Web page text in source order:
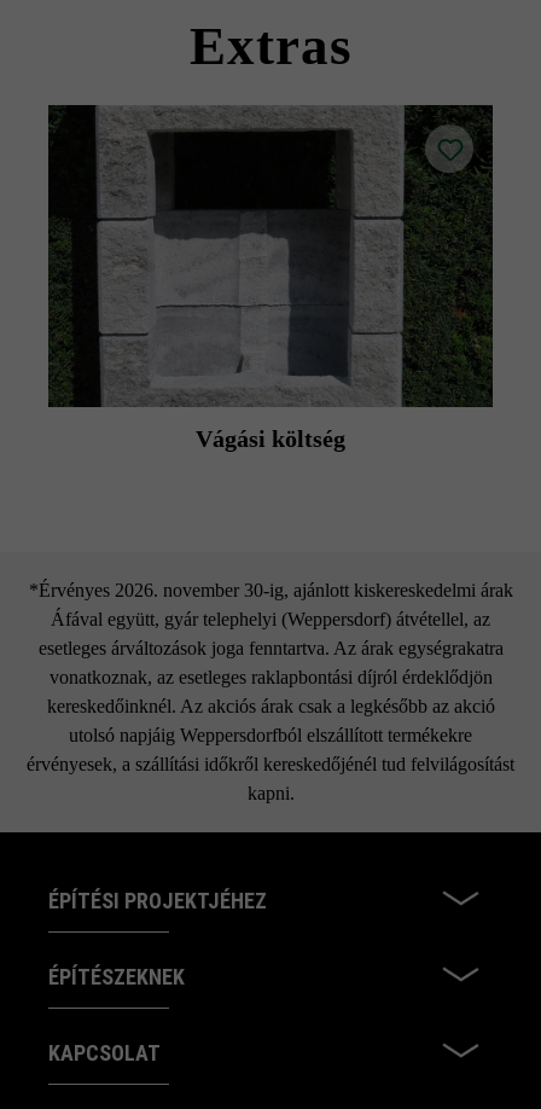
Extras
Vágási költség
*Érvényes 2026. november 30-ig, ajánlott kiskereskedelmi árak
Áfával együtt, gyár telephelyi (Weppersdorf) átvétellel, az
esetleges árváltozások joga fenntartva. Az árak egységrakatra
vonatkoznak, az esetleges raklapbontási díjról érdeklődjön
kereskedőinknél. Az akciós árak csak a legkésőbb az akció
utolsó napjáig Weppersdorfból elszállított termékekre
érvényesek, a szállítási időkről kereskedőjénél tud felvilágosítást
kapni.
ÉPÍTÉSI PROJEKTJÉHEZ
ÉPÍTÉSZEKNEK
KAPCSOLAT